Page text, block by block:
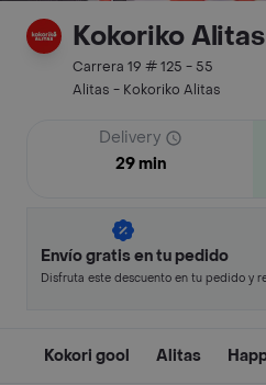
Kokoriko
Carrera 19 # 125 - 55
Alitas - Kokoriko Alitas
Delivery
29 min
Envío gratis en tu pedido
Disfruta este descuento en tu pedido y
Kokori gool Alitas